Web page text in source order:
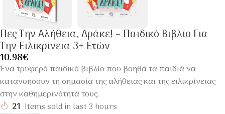
Πες Την Αλήθεια, Δράκε! – Παιδικό Βιβλίο Για
Την Ειλικρίνεια 3+ Ετών
10.98€
Ένα τρυφερό παιδικό βιβλίο που βοηθά τα παιδιά να
κατανοήσουν τη σημασία της αλήθειας και της ειλικρίνειας
στην καθημερινότητά τους.
21 Items sold in last 3 hours